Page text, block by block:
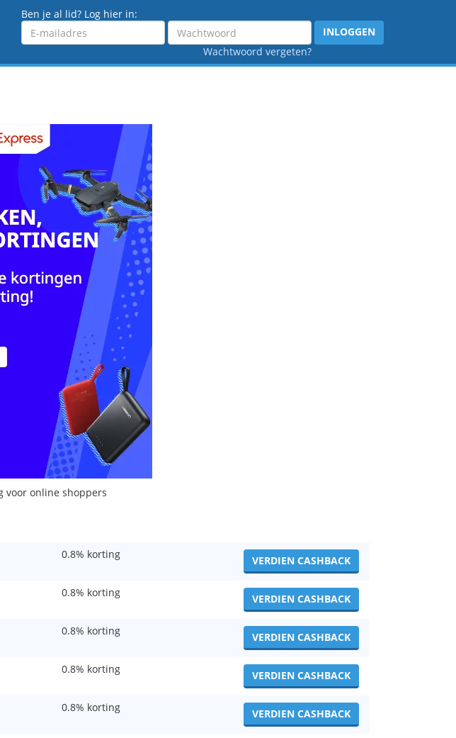
Ben je al lid? Log hier in:
Emailadres
Wachtwoord
Wachtwoord vergeten?
INLOGGEN
voor online shoppers
0.8% korting VERDIEN CASHBACK
0.8% korting VERDIEN CASHBACK
0.8% korting VERDIEN CASHBACK
0.8% korting VERDIEN CASHBACK
0.8% korting VERDIEN CASHBACK